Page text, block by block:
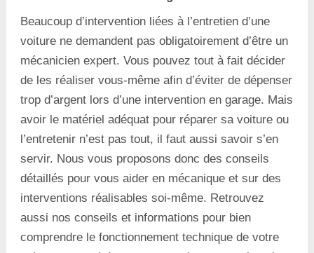
Beaucoup d’intervention liées à l’entretien d’une
voiture ne demandent pas obligatoirement d’être un
mécanicien expert. Vous pouvez tout à fait décider
de les réaliser vous-même afin d’éviter de dépenser
trop d’argent lors d’une intervention en garage. Mais
avoir le matériel adéquat pour réparer sa voiture ou
l’entretenir n’est pas tout, il faut aussi savoir s’en
servir. Nous vous proposons donc des conseils
détaillés pour vous aider en mécanique et sur des
interventions réalisables soi-même. Retrouvez
aussi nos conseils et informations pour bien
comprendre le fonctionnement technique de votre